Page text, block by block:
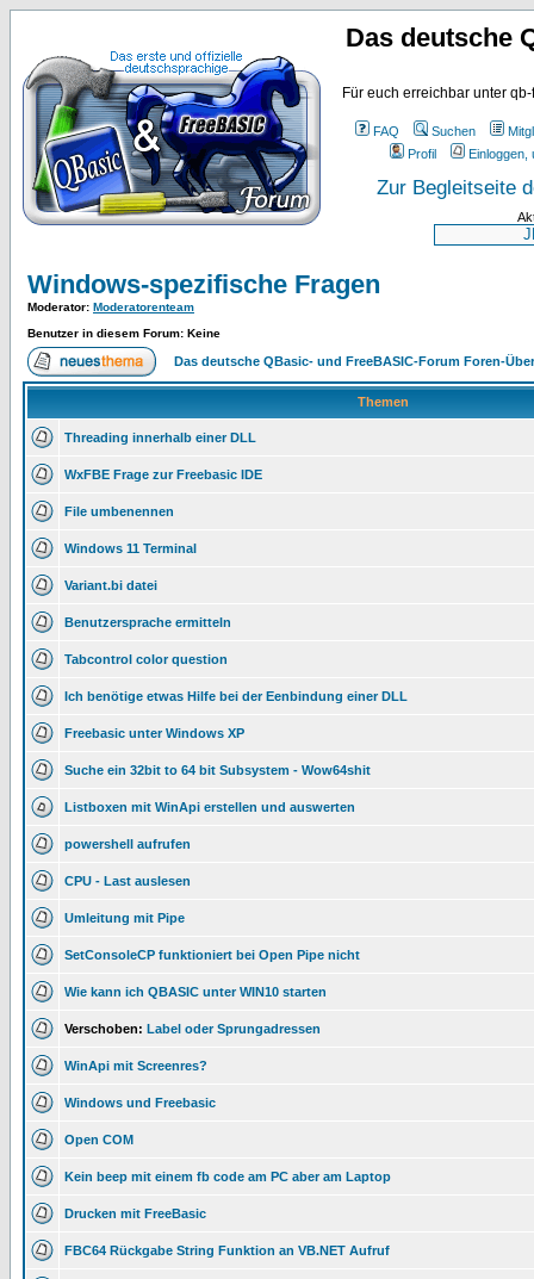
Das deutsche
Für euch erreichbar unter
FAQ Suchen
Profil
Einloggen,
Zur Begleitseite
Windows-spezifische Fragen
Moderator: Moderatorenteam
Benutzer in diesem Forum: Keine
Das deutsche QBasic- und FreeBASIC-Forum Foren-
Themen
Threading innerhalb einer DLL
WxFBE Frage zur Freebasic IDE
File umbenennen
Windows 11 Terminal
Variant.bi datei
Benutzersprache ermitteln
Tabcontrol color question
Ich benötige etwas Hilfe bei der Eenbindung einer DLL
Freebasic unter Windows XP
Suche ein 32bit to 64 bit Subsystem - Wow64shit
Listboxen mit WinApi erstellen und auswerten
powershell aufrufen
CPU - Last auslesen
Umleitung mit Pipe
SetConsoleCP funktioniert bei Open Pipe nicht
Wie kann ich QBASIC unter WIN10 starten
Verschoben: Label oder Sprungadressen
WinApi mit Screenres?
Windows und Freebasic
Open COM
Kein beep mit einem fb code am PC aber am Laptop
Drucken mit FreeBasic
FBC64 Rückgabe String Funktion an VB.NET Aufruf